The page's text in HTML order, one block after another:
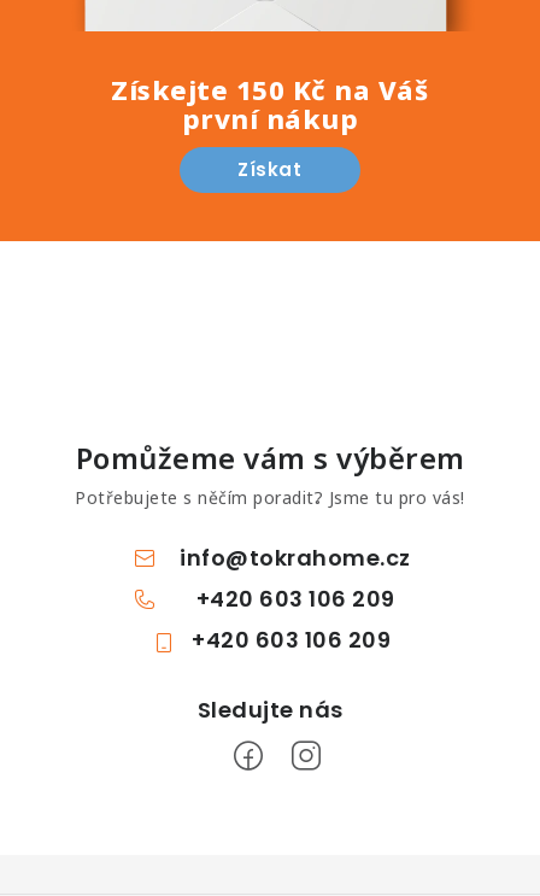
Získejte 150 Kč na Váš
první nákup
Získat
Pomůžeme vám s výběrem
Potřebujete s něčím poradit? Jsme tu pro vás!
info@tokrahome.cz
+420 603 106 209
+420 603 106 209